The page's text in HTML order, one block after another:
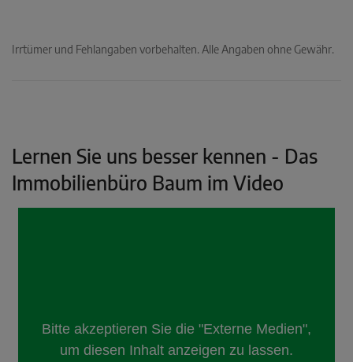
Irrtümer und Fehlangaben vorbehalten. Alle Angaben ohne Gewähr.
Lernen Sie uns besser kennen - Das
Immobilienbüro Baum im Video